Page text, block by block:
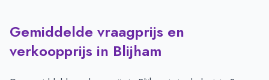
Gemiddelde vraagprijs en
verkoopprijs in Blijham